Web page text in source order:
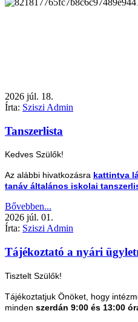
2026 júl. 18.
Írta: Sziszi Admin
Tanszerlista
Kedves Szülők!
Az alábbi hivatkozásra kattintva
tanáv általános iskolai
Bővebben...
2026 júl. 01.
Írta: Sziszi Admin
Tájékoztató a nyári
Tisztelt Szülők!
Tájékoztatjuk Önöket, hogy
minden szerdán 9:00 és 13:00